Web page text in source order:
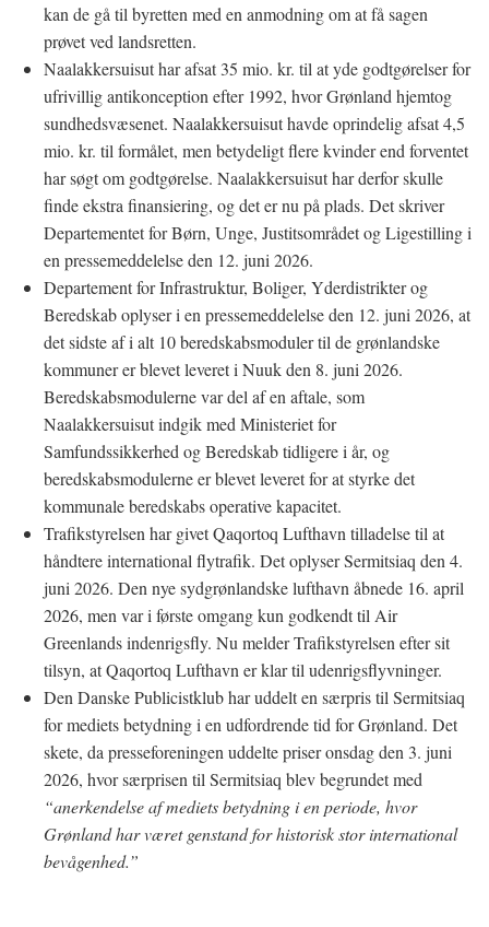
kan de gå til byretten med en anmodning om at få sagen
prøvet ved landsretten.
Naalakkersuisut har afsat 35 mio. kr. til at yde godtgørelser for
ufrivillig antikonception efter 1992, hvor Grønland hjemtog
sundhedsvæsenet. Naalakkersuisut havde oprindelig afsat 4,5
mio. kr. til formålet, men betydeligt flere kvinder end forventet
har søgt om godtgørelse. Naalakkersuisut har derfor skulle
finde ekstra finansiering, og det er nu på plads. Det skriver
Departementet for Børn, Unge, Justitsområdet og Ligestilling i
en pressemeddelelse den 12. juni 2026.
Departement for Infrastruktur, Boliger, Yderdistrikter og
Beredskab oplyser i en pressemeddelelse den 12. juni 2026, at
det sidste af i alt 10 beredskabsmoduler til de grønlandske
kommuner er blevet leveret i Nuuk den 8. juni 2026.
Beredskabsmodulerne var del af en aftale, som
Naalakkersuisut indgik med Ministeriet for
Samfundssikkerhed og Beredskab tidligere i år, og
beredskabsmodulerne er blevet leveret for at styrke det
kommunale beredskabs operative kapacitet.
Trafikstyrelsen har givet Qaqortoq Lufthavn tilladelse til at
håndtere international flytrafik. Det oplyser Sermitsiaq den 4.
juni 2026. Den nye sydgrønlandske lufthavn åbnede 16. april
2026, men var i første omgang kun godkendt til Air
Greenlands indenrigsfly. Nu melder Trafikstyrelsen efter sit
tilsyn, at Qaqortoq Lufthavn er klar til udenrigsflyvninger.
Den Danske Publicistklub har uddelt en særpris til Sermitsiaq
for mediets betydning i en udfordrende tid for Grønland. Det
skete, da presseforeningen uddelte priser onsdag den 3. juni
2026, hvor særprisen til Sermitsiaq blev begrundet med
“anerkendelse af mediets betydning i en periode, hvor
Grønland har været genstand for historisk stor international
bevågenhed.”